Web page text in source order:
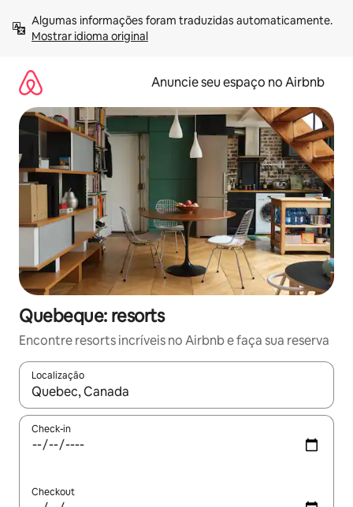
para
Mostrar idioma original
Anuncie seu espaço no Airbnb
Quebeque: resorts
Encontre resorts incríveis no Airbnb e faça sua reserva
Localização
Quando os resultados estiverem disponíveis, explore-os
Check-in
Checkout